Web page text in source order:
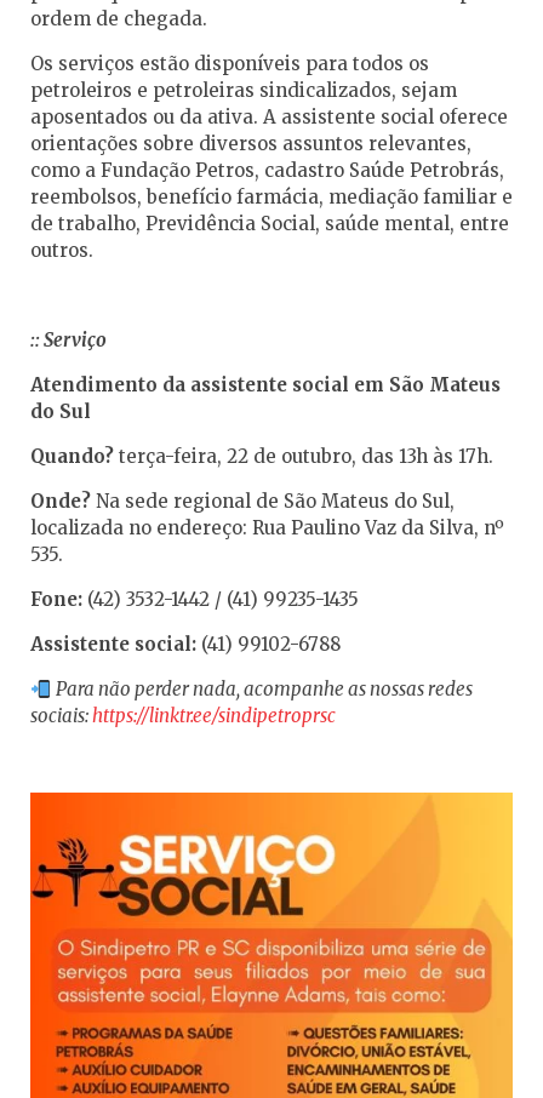
ordem de chegada.
Os serviços estão disponíveis para todos os
petroleiros e petroleiras sindicalizados, sejam
aposentados ou da ativa. A assistente social oferece
orientações sobre diversos assuntos relevantes,
como a Fundação Petros, cadastro Saúde Petrobrás,
reembolsos, benefício farmácia, mediação familiar e
de trabalho, Previdência Social, saúde mental, entre
outros.
:: Serviço
Atendimento da assistente social em São Mateus
do Sul
Quando? terça-feira, 22 de outubro, das 13h às 17h.
Onde? Na sede regional de São Mateus do Sul,
localizada no endereço: Rua Paulino Vaz da Silva, nº
535.
Fone: (42) 3532-1442 / (41) 99235-1435
Assistente social: (41) 99102-6788
Para não perder nada, acompanhe as nossas redes
sociais:https://linktr.ee/sindipetroprsc